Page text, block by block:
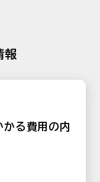
報
かる費用の内